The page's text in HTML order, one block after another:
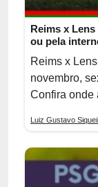
Reims x
ou pela
Reims x
novembro,
Confira onde
Luiz Gustavo